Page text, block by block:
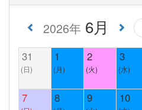
2026年 6月
31
(日)
1
(月)
2
(火)
3
(水)
7 8 9 10